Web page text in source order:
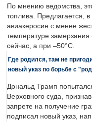
По мнению ведомства,
топлива. Предлагается, в
авиакеросин с менее
температуре
сейчас, а при –50°C.
Где родился, там не
новый указ по борьбе с
Дональд Трамп
Верховного суда,
запрете на получение
подписал новый указ,